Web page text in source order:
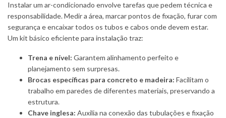
Instalar um ar-condicionado envolve tarefas que pedem técnica e
responsabilidade. Medir a área, marcar pontos de fixação, furar com
segurança e encaixar todos os tubos e cabos onde devem estar.
Um kit básico eficiente para instalação traz:
Trena e nível: Garantem alinhamento perfeito e
planejamento sem surpresas.
Brocas específicas para concreto e madeira: Facilitam o
trabalho em paredes de diferentes materiais, preservando a
estrutura.
Chave inglesa: Auxilia na conexão das tubulações e fixação